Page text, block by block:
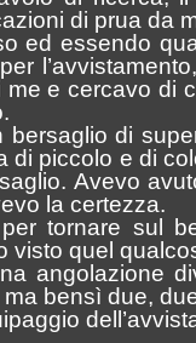
di prua da
ed essendo
e cercavo di
di
di piccolo e di
Avevo
la certezza.
tornare sul
visto quel
angolazione
bensì due,